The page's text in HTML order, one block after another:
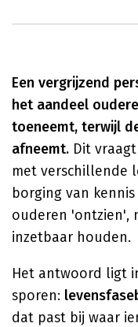
Een vergrijzend
het aandeel
toeneemt, terwijl
afneemt. Dit
met verschillende
borging van
ouderen 'ontzien',
inzetbaar houden.
Het antwoord ligt
sporen:
dat past bij waar